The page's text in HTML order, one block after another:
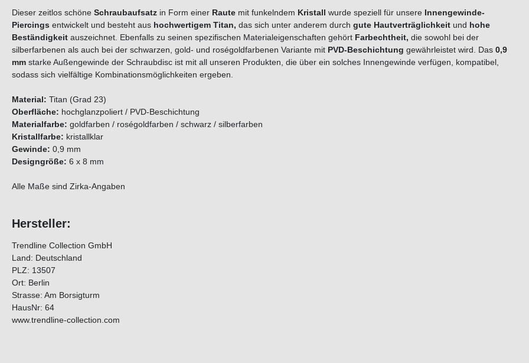
Dieser zeitlos schöne Schraubaufsatz in Form einer Raute mit funkelndem Kristall wurde speziell für unsere Innengewinde-
Piercings entwickelt und besteht aus hochwertigem Titan, das sich unter anderem durch gute Hautverträglichkeit und hohe
Beständigkeit auszeichnet. Ebenfalls zu seinen spezifischen Materialeigenschaften gehört Farbechtheit, die sowohl bei der
silberfarbenen als auch bei der schwarzen, gold- und roségoldfarbenen Variante mit PVD-Beschichtung gewährleistet wird. Das 0,9
mm starke Außengewinde der Schraubdisc ist mit all unseren Produkten, die über ein solches Innengewinde verfügen, kompatibel,
sodass sich vielfältige Kombinationsmöglichkeiten ergeben.
Material: Titan (Grad 23)
Oberfläche: hochglanzpoliert / PVD-Beschichtung
Materialfarbe: goldfarben / roségoldfarben / schwarz / silberfarben
Kristallfarbe: kristallklar
Gewinde: 0,9 mm
Designgröße: 6 x 8 mm
Alle Maße sind Zirka-Angaben
Hersteller:
Trendline Collection GmbH
Land: Deutschland
PLZ: 13507
Ort: Berlin
Strasse: Am Borsigturm
HausNr: 64
www.trendline-collection.com